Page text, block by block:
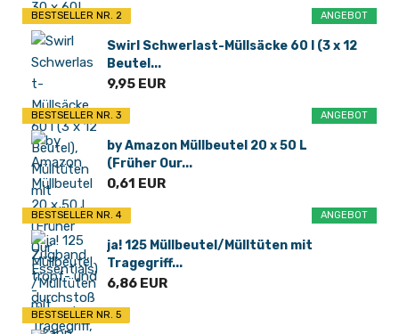
ANGEBOT
BESTSELLER NR. 2
Swirl Schwerlast-Müllsäcke 60 l (3 x 12
Beutel...
9,95 EUR
ANGEBOT
BESTSELLER NR. 3
by Amazon Müllbeutel 20 x 50 L
(Früher Our...
0,61 EUR
ANGEBOT
BESTSELLER NR. 4
ja! 125 Müllbeutel/Mülltüten mit
Tragegriff...
6,86 EUR
BESTSELLER NR. 5